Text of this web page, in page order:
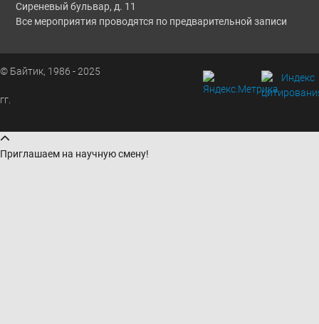
Сиреневый бульвар, д. 11
Все мероприятия проводятся по предварительной записи
© Байтик, 1986 - 2025
гг.
Приглашаем на научную смену!